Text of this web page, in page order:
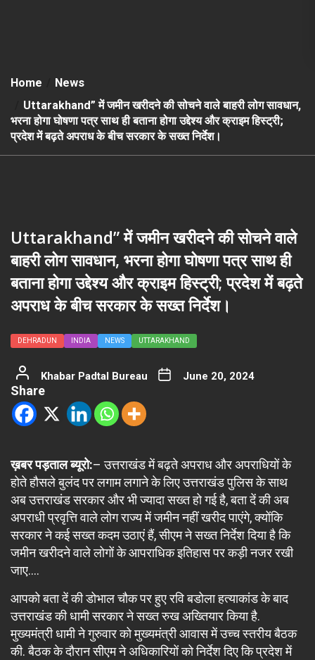
Home
News
Uttarakhand” में जमीन खरीदने की सोचने वाले बाहरी लोग सावधान,
भरना होगा घोषणा पत्र साथ ही बताना होगा उद्देश्य और क्राइम हिस्ट्री;
प्रदेश में बढ़ते अपराध के बीच सरकार के सख्त निर्देश।
Uttarakhand” में जमीन खरीदने की सोचने वाले
बाहरी लोग सावधान, भरना होगा घोषणा पत्र साथ ही
बताना होगा उद्देश्य और क्राइम हिस्ट्री; प्रदेश में बढ़ते
अपराध के बीच सरकार के सख्त निर्देश।
DEHRADUN INDIA NEWS UTTARAKHAND
Khabar Padtal Bureau June 20, 2024
Share
ख़बर पड़ताल ब्यूरो:– उत्तराखंड में बढ़ते अपराध और अपराधियों के
होते हौसले बुलंद पर लगाम लगाने के लिए उत्तराखंड पुलिस के साथ
अब उत्तराखंड सरकार और भी ज्यादा सख्त हो गई है, बता दें की अब
अपराधी प्रवृत्ति वाले लोग राज्य में जमीन नहीं खरीद पाएंगे, क्योंकि
सरकार ने कई सख्त कदम उठाएं हैं, सीएम ने सख्त निर्देश दिया है कि
जमीन खरीदने वाले लोगों के आपराधिक इतिहास पर कड़ी नजर रखी
जाए….
आपको बता दें की डोभाल चौक पर हुए रवि बडोला हत्याकांड के बाद
उत्तराखंड की धामी सरकार ने सख्त रुख अख्तियार किया है.
मुख्यमंत्री धामी ने गुरुवार को मुख्यमंत्री आवास में उच्च स्तरीय बैठक
की. बैठक के दौरान सीएम ने अधिकारियों को निर्देश दिए कि प्रदेश में